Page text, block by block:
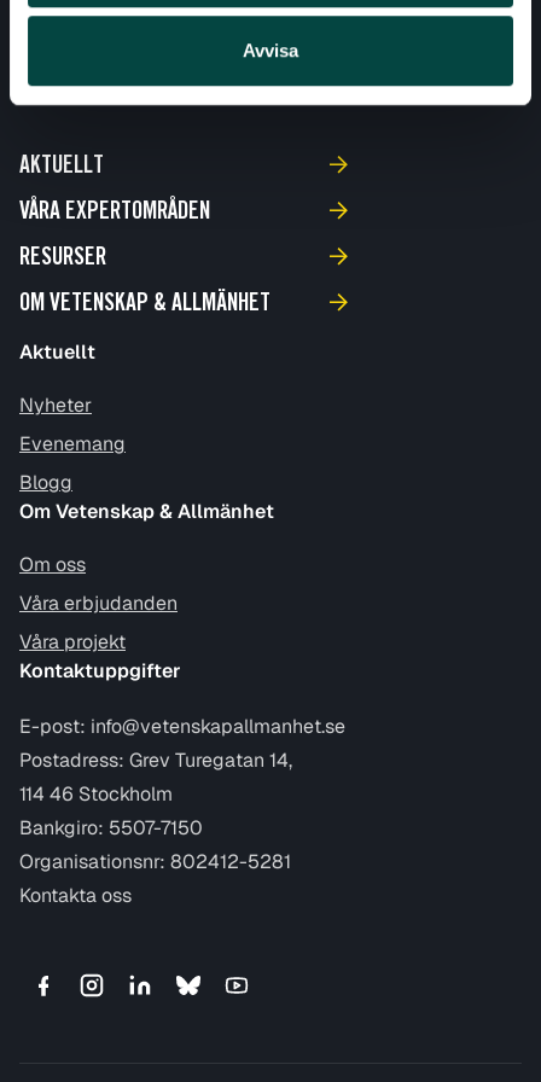
Avvisa
AKTUELLT
VÅRA EXPERTOMRÅDEN
RESURSER
OM VETENSKAP & ALLMÄNHET
Aktuellt
Nyheter
Evenemang
Blogg
Om Vetenskap & Allmänhet
Om oss
Våra erbjudanden
Våra projekt
Kontaktuppgifter
E-post: info@vetenskapallmanhet.se
Postadress: Grev Turegatan 14,
114 46 Stockholm
Bankgiro: 5507-7150
Organisationsnr: 802412-5281
Kontakta oss